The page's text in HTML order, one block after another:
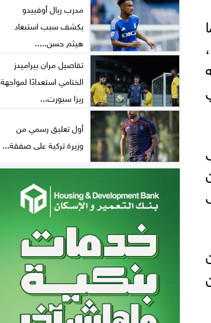
مدرب ريال أوفييدو
يكشف سبب استبعاد
هيثم حسن.....
تفاصيل مران بيراميدز
الختامي استعدادًا لمواجهة
ريزا سبورت...
أول تعليق رسمي من
وزيرة تركية على صفقة...